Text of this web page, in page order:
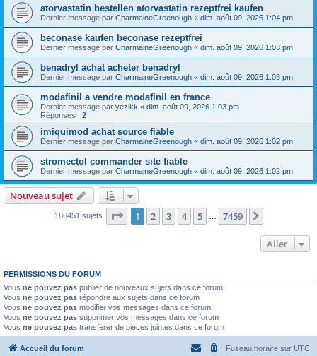
atorvastatin bestellen atorvastatin rezeptfrei kaufen
Dernier message par CharmaineGreenough « dim. août 09, 2026 1:04 pm
beconase kaufen beconase rezeptfrei
Dernier message par CharmaineGreenough « dim. août 09, 2026 1:03 pm
benadryl achat acheter benadryl
Dernier message par CharmaineGreenough « dim. août 09, 2026 1:03 pm
modafinil a vendre modafinil en france
Dernier message par yezikk « dim. août 09, 2026 1:03 pm
Réponses : 2
imiquimod achat source fiable
Dernier message par CharmaineGreenough « dim. août 09, 2026 1:02 pm
stromectol commander site fiable
Dernier message par CharmaineGreenough « dim. août 09, 2026 1:02 pm
Nouveau sujet
186451 sujets Page 1sur7459
1 2 3 4 5 7459
Aller
PERMISSIONS DU FORUM
Vous ne pouvez pas publier de nouveaux sujets dans ce forum
Vous ne pouvez pas répondre aux sujets dans ce forum
Vous ne pouvez pas modifier vos messages dans ce forum
Vous ne pouvez pas supprimer vos messages dans ce forum
Vous ne pouvez pas transférer de pièces jointes dans ce forum
Accueil du forum Fuseau horaire sur UTC